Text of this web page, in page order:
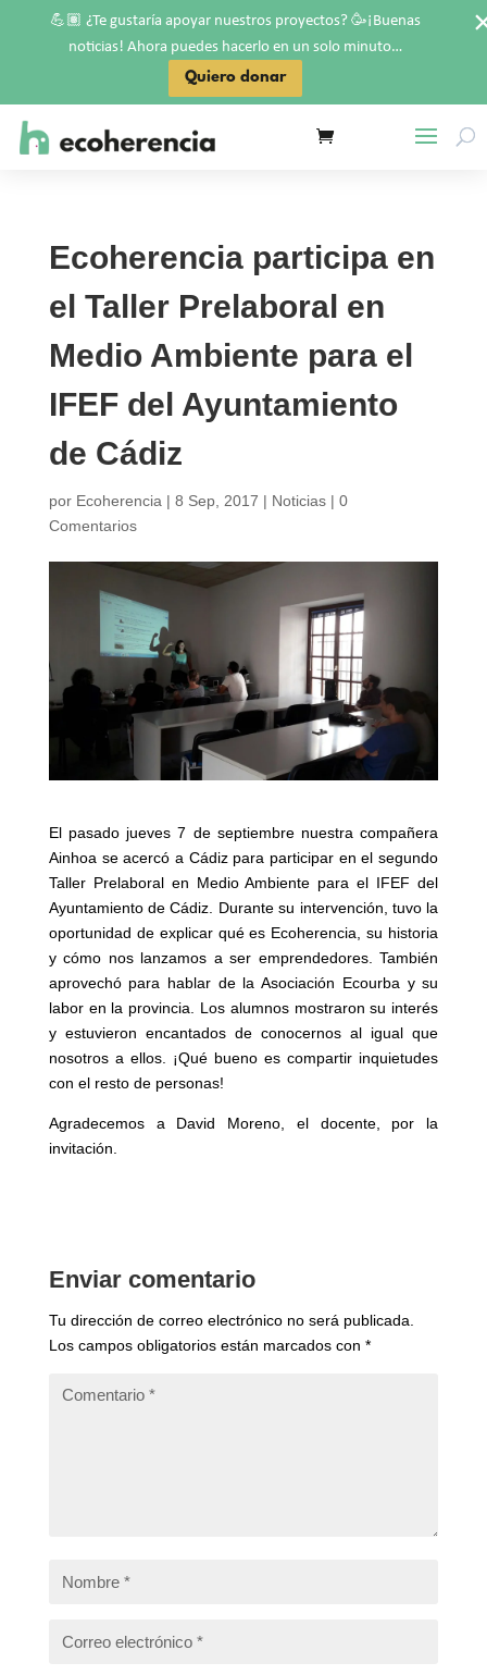
Ecoherencia participa en
el Taller Prelaboral en
Medio Ambiente para el
IFEF del Ayuntamiento
de Cádiz
por Ecoherencia | 8 Sep, 2017 | Noticias| 0
Comentarios
El pasado jueves 7 de septiembre nuestra compañera
Ainhoa se acercó a Cádiz para participar en el segundo
Taller Prelaboral en Medio Ambiente para el IFEF del
Ayuntamiento de Cádiz. Durante su intervención, tuvo la
oportunidad de explicar qué es Ecoherencia, su historia
y cómo nos lanzamos a ser emprendedores. También
aprovechó para hablar de la Asociación Ecourba y su
labor en la provincia. Los alumnos mostraron su interés
y estuvieron encantados de conocernos al igual que
nosotros a ellos. ¡Qué bueno es compartir inquietudes
con el resto de personas!
Agradecemos a David Moreno, el docente, por la
invitación.
Enviar comentario
Tu dirección de correo electrónico no será publicada.
Los campos obligatorios están marcados con *
💪🏽 ¿Te gustaría apoyar nuestros proyectos? 🥳¡Buenas
noticias! Ahora puedes hacerlo en un solo minuto…
Quiero donar